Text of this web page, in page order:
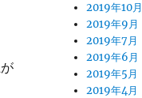
2019年10月
2019年9月
2019年7月
2019年6月
2019年5月
2019年4月